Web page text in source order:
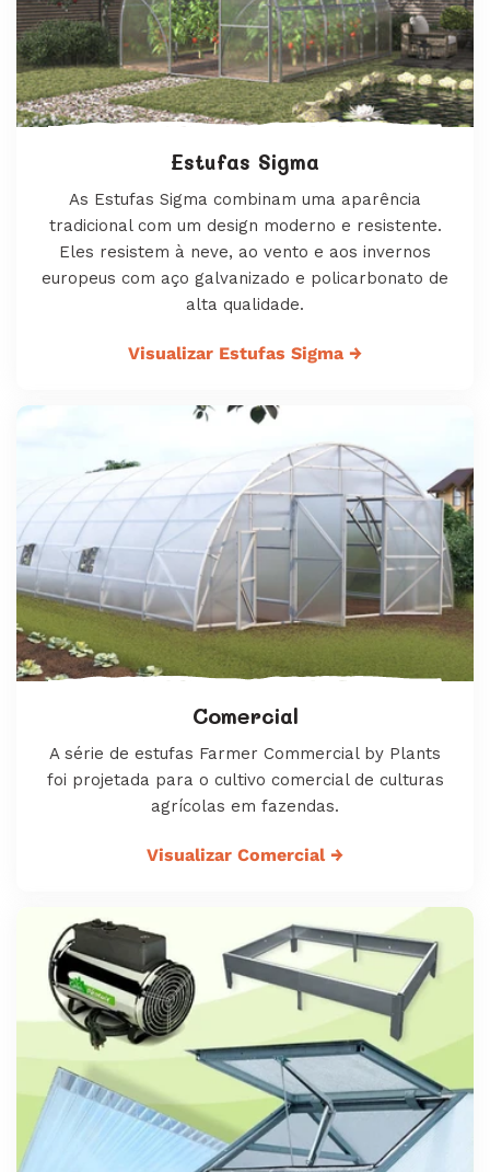
Estufas Sigma
As Estufas Sigma combinam uma aparência
tradicional com um design moderno e resistente.
Eles resistem à neve, ao vento e aos invernos
europeus com aço galvanizado e policarbonato de
alta qualidade.
Visualizar Estufas Sigma →
Comercial
A série de estufas Farmer Commercial by Plants
foi projetada para o cultivo comercial de culturas
agrícolas em fazendas.
Visualizar Comercial →